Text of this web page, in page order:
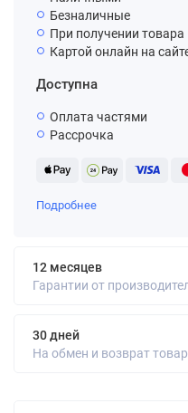
Безналичные
При получении товара
Картой онлайн на
Доступна
Оплата частями
Рассрочка
Подробнее
12 месяцев
Гарантии от
30 дней
На обмен и возврат